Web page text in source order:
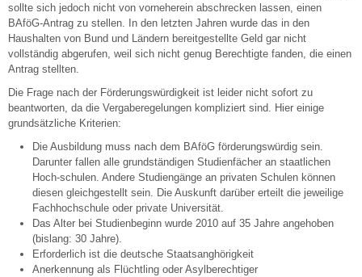
sollte sich jedoch nicht von vorneherein abschrecken lassen, einen
BAföG-Antrag zu stellen. In den letzten Jahren wurde das in den
Haushalten von Bund und Ländern bereitgestellte Geld gar nicht
vollständig abgerufen, weil sich nicht genug Berechtigte fanden, die einen
Antrag stellten.
Die Frage nach der Förderungswürdigkeit ist leider nicht sofort zu
beantworten, da die Vergaberegelungen kompliziert sind. Hier einige
grundsätzliche Kriterien:
Die Ausbildung muss nach dem BAföG förderungswürdig sein.
Darunter fallen alle grundständigen Studienfächer an staatlichen
Hoch-schulen. Andere Studiengänge an privaten Schulen können
diesen gleichgestellt sein. Die Auskunft darüber erteilt die jeweilige
Fachhochschule oder private Universität.
Das Alter bei Studienbeginn wurde 2010 auf 35 Jahre angehoben
(bislang: 30 Jahre).
Erforderlich ist die deutsche Staatsanghörigkeit
Anerkennung als Flüchtling oder Asylberechtiger